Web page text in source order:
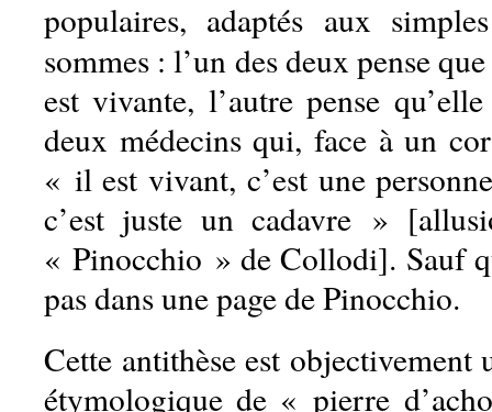
populaires, adaptés aux
sommes : l’un des deux pense
est vivante, l’autre pense
deux médecins qui, face à un
« il est vivant, c’est une
c’est juste un cadavre »
« Pinocchio » de Collodi]. Sauf
pas dans une page de Pinocchio.
Cette antithèse est objectivement
étymologique de « pierre